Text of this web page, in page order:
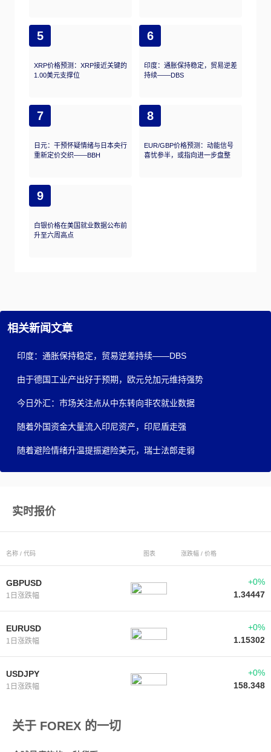
5
XRP价格预测：XRP接近关键的
1.00美元支撑位
6
印度：通胀保持稳定，贸易逆差
持续——DBS
7
日元：干预怀疑情绪与日本央行
重新定价交织——BBH
8
EUR/GBP价格预测：动能信号
喜忧参半，或指向进一步盘整
9
白银价格在美国就业数据公布前
升至六周高点
相关新闻文章
印度：通胀保持稳定，贸易逆差持续——DBS
由于德国工业产出好于预期，欧元兑加元维持强势
今日外汇：市场关注点从中东转向非农就业数据
随着外国资金大量流入印尼资产，印尼盾走强
随着避险情绪升温提振避险美元，瑞士法郎走弱
实时报价
名称 / 代码 图表 涨跌幅 / 价格
GBPUSD
1日涨跌幅
+0%
1.34447
EURUSD
1日涨跌幅
+0%
1.15302
USDJPY
1日涨跌幅
+0%
158.348
关于 FOREX 的一切